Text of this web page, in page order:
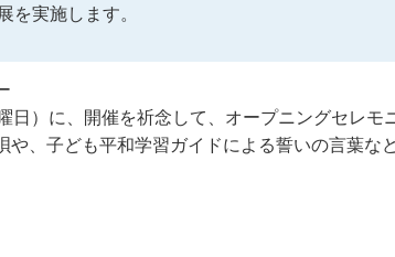
を実施します。
日）に、開催を祈念して、オープニングセレモ
や、子ども平和学習ガイドによる誓いの言葉